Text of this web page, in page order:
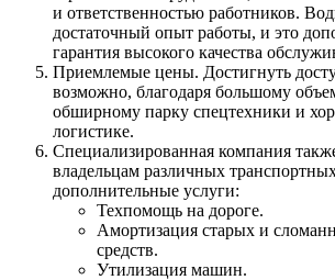
и ответственностью работников.
достаточный опыт работы, и это
гарантия высокого качества
Приемлемые цены. Достигнуть
возможно, благодаря большому
обширному парку спецтехники и
логистике.
Специализированная компания
владельцам различных
дополнительные услуги:
Техпомощь на дороге.
Амортизация старых и
средств.
Утилизация машин.